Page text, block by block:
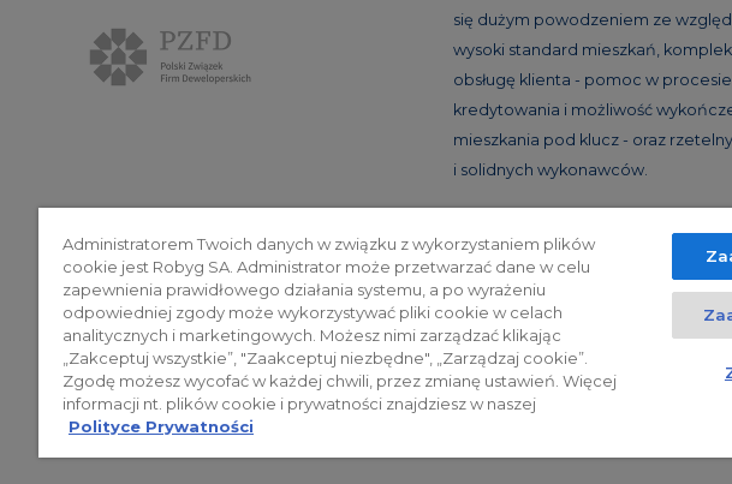
się dużym powodzeniem ze
wysoki standard mieszkań,
obsługę klienta - pomoc w procesie
kredytowania i możliwość
mieszkania pod klucz - oraz
i solidnych wykonawców.
Polityka prywatności
© 2026 ROBYG. Wszystkie prawa zastrzeżone. Powyższa
mogą być traktowane jako ostateczne projekty
oraz
Administratorem Twoich danych w związku z wykorzystaniem plików
cookie jest Robyg SA. Administrator może przetwarzać dane w celu
zapewnienia prawidłowego działania systemu, a po wyrażeniu
odpowiedniej zgody może wykorzystywać pliki cookie w celach
analitycznych i marketingowych. Możesz nimi zarządzać klikając
„Zakceptuj wszystkie”, "Zaakceptuj niezbędne", „Zarządzaj cookie”.
Zgodę możesz wycofać w każdej chwili, przez zmianę ustawień. Więcej
informacji nt. plików cookie i prywatności znajdziesz w naszej
Polityce Prywatności